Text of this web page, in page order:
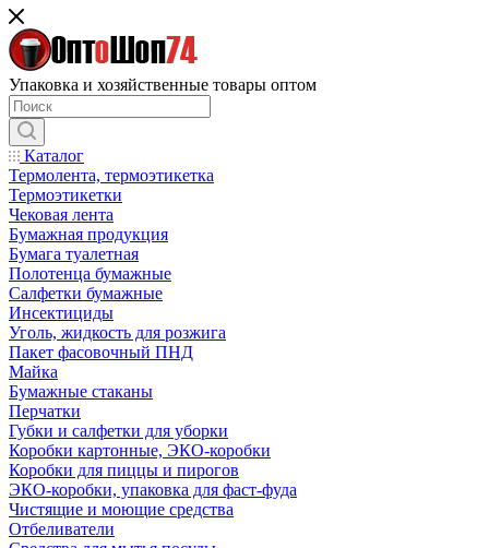
Упаковка и хозяйственные товары оптом
Каталог
Термолента, термоэтикетка
Термоэтикетки
Чековая лента
Бумажная продукция
Бумага туалетная
Полотенца бумажные
Салфетки бумажные
Инсектициды
Уголь, жидкость для розжига
Пакет фасовочный ПНД
Майка
Бумажные стаканы
Перчатки
Губки и салфетки для уборки
Коробки картонные, ЭКО-коробки
Коробки для пиццы и пирогов
ЭКО-коробки, упаковка для фаст-фуда
Чистящие и моющие средства
Отбеливатели